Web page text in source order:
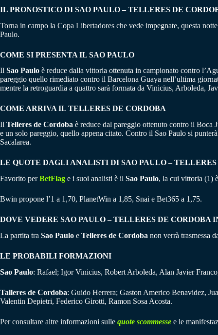
IL PRONOSTICO DI SAO PAULO – TELLERES DE
Torna in campo la Copa Libertadores che vede impegnate, questa
Paulo.
COME SI PRESENTA IL SAO PAULO
Il Sao Paulo è reduce dalla vittoria ottenuta in campionato contro
pareggio quello rimediato contro il Barcelona Guaya nell’ultima
mentre la retroguardia a quattro sarà formata da Vinicius, Arboleda,
COME ARRIVA IL TELLERES DE CORDOBA
Il Telleres de Cordoba è reduce dal pareggio ottenuto contro il Boca
e un solo pareggio, quello appena citato. Contro il Sao Paulo si
Sacalarea.
LE QUOTE DAGLI ANALISTI DI SAO PAULO – TELLERES
Favorito perBetFlag e i suoi analisti è il Sao Paulo, la cui vittoria (1)
Bwin propone l’1 a 1,70, PlanetWin a 1,85, Snai e Bet365 a 1,75.
DOVE VEDERE SAO PAULO – TELLERES DE CORDOBA
La partita tra Sao Paulo e Telleres de Cordoba non verrà trasmessa
LE PROBABILI FORMAZIONI
Sao Paulo: Rafael; Igor Vinicius, Robert Arboleda, Alan Javier
Talleres de Cordoba: Guido Herrera; Gaston Americo Benavidez,
Valentin Depietri, Federico Girotti, Ramon Sosa Acosta.
Per consultare altre informazioni sulle quote scommesse e le